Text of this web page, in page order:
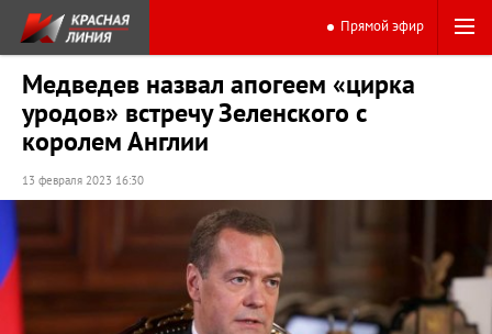
Прямой эфир
Медведев назвал апогеем «цирка
уродов» встречу Зеленского с
королем Англии
13 февраля 2023 16:30